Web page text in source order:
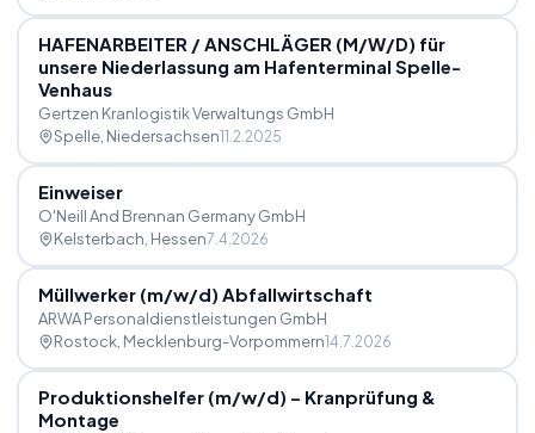
HAFENARBEITER /ANSCHLÄGER (M/W/D) für
unsere Niederlassung am Hafenterminal Spelle-
Venhaus
Gertzen Kranlogistik Verwaltungs GmbH
Spelle, Niedersachsen11.2.2025
Einweiser
O'Neill And Brennan Germany GmbH
Kelsterbach , Hessen7.4.2026
Müllwerker (m/w/d) Abfallwirtschaft
ARWA Personaldienstleistungen GmbH
Rostock, Mecklenburg-Vorpommern14.7.2026
Produktionshelfer (m/w/d) – Kranprüfung &
Montage